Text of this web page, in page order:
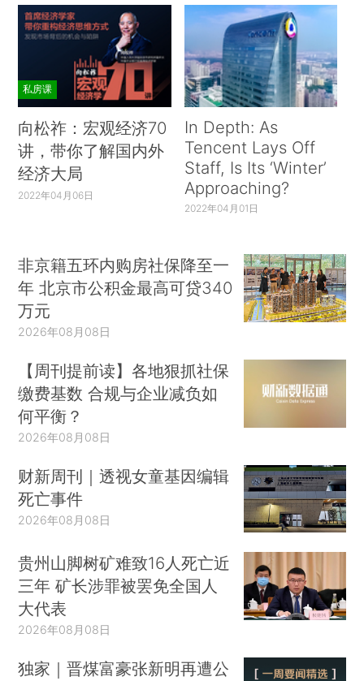
私房课
向松祚：宏观经济70
讲，带你了解国内外
经济大局
2022年04月06日
In Depth: As
Tencent Lays Off
Staff, Is Its ‘Winter’
Approaching?
2022年04月01日
非京籍五环内购房社保降至一
年 北京市公积金最高可贷340
万元
2026年08月08日
【周刊提前读】各地狠抓社保
缴费基数 合规与企业减负如
何平衡？
2026年08月08日
财新周刊｜透视女童基因编辑
死亡事件
2026年08月08日
贵州山脚树矿难致16人死亡近
三年 矿长涉罪被罢免全国人
大代表
2026年08月08日
独家｜晋煤富豪张新明再遭公